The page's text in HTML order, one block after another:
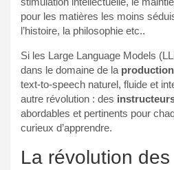
pour les matières les moins
l’histoire, la philosophie etc..
Si les Large Language Models
dans le domaine de la
text-to-speech naturel, fluide et
autre révolution : des
abordables et pertinents pour
curieux d’apprendre.
La révolution